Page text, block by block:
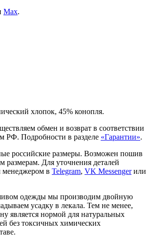
Max.
хлопок, 45% конопля.
обмен и возврат в соответствии
РФ. Подробности в разделе «Гарантии».
российские размеры. Возможен пошив
размерам. Для уточнения деталей
менеджером в Telegram, VK Messengerили
одежды мы производим двойную
усадку в лекала. Тем не менее,
является нормой для натуральных
без токсичных химических